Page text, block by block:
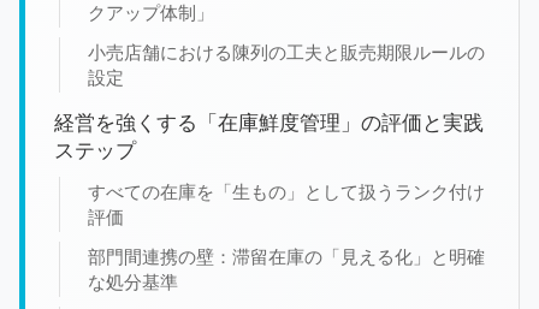
クアップ体制」
小売店舗における陳列の工夫と販売期限ルールの
設定
経営を強くする「在庫鮮度管理」の評価と実践
ステップ
すべての在庫を「生もの」として扱うランク付け
評価
部門間連携の壁：滞留在庫の「見える化」と明確
な処分基準